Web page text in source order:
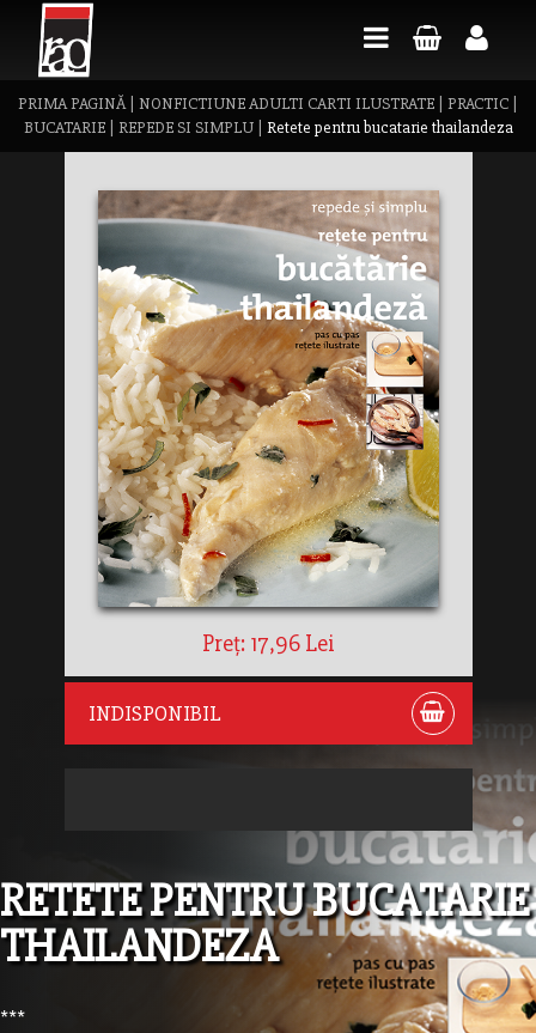
PRIMA PAGINĂ| NONFICTIUNE ADULTI CARTI ILUSTRATE PRACTIC
BUCATARIE| REPEDE SI SIMPLU| Retete pentru bucatarie thailandeza
Preț: 17,96 Lei
INDISPONIBIL
RETETE PENTRU BUCATARIE
THAILANDEZA
***